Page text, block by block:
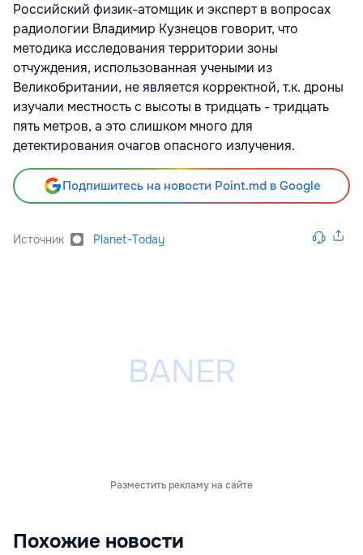
Российский физик-атомщик и эксперт в вопросах
радиологии Владимир Кузнецов говорит, что
методика исследования территории зоны
отчуждения, использованная учеными из
Великобритании, не является корректной, т.к. дроны
изучали местность с высоты в тридцать - тридцать
пять метров, а это слишком много для
детектирования очагов опасного излучения.
Подпишитесь на новости Point.md в Google
Источник Planet-Today
Разместить рекламу на сайте
Похожие новости